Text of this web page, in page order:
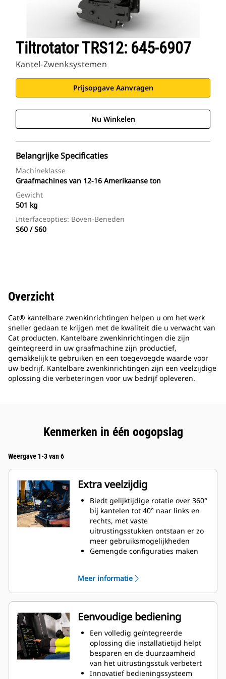
Tiltrotator TRS12: 645-6907
Kantel-Zwenksystemen
Prijsopgave Aanvragen
Nu Winkelen
Belangrijke Specificaties
Machineklasse
Graafmachines van 12-16 Amerikaanse ton
Gewicht
501 kg
Interfaceopties: Boven-Beneden
S60 / S60
Overzicht
Cat® kantelbare zwenkinrichtingen helpen u om het werk
sneller gedaan te krijgen met de kwaliteit die u verwacht van
Cat producten. Kantelbare zwenkinrichtingen die zijn
geïntegreerd in uw graafmachine zijn productief,
gemakkelijk te gebruiken en een toegevoegde waarde voor
uw bedrijf. Kantelbare zwenkinrichtingen zijn een veelzijdige
oplossing die verbeteringen voor uw bedrijf opleveren.
Kenmerken in één oogopslag
Weergave 1-3 van 6
Extra veelzijdig
Biedt gelijktijdige rotatie over 360°
bij kantelen tot 40° naar links en
rechts, met vaste
uitrustingsstukken ontstaan er zo
meer gebruiksmogelijkheden
Gemengde configuraties maken
hydraulische uitrustingsstukken
aangepast aan uw wensen
Mogelijkheid om standaard S-
koppeling om te bouwen naar
hydraulisch bediende S-koppeling
Voor het uitvoeren van allerlei
uiteenlopende taken zoals graven,
nivelleren, verdichten enzovoorts
met meer precieze bewegingen en
zonder de machine te hoeven
Meer informatie
Eenvoudige bediening
Een volledig geïntegreerde
oplossing die installatietijd helpt
besparen en de duurzaamheid
van het uitrustingsstuk verbetert
Innovatief bedieningssysteem